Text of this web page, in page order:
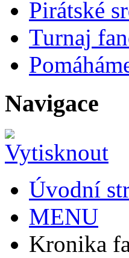
Pirátské
Turnaj
Navigace
Úvodní
MENU
Kronika